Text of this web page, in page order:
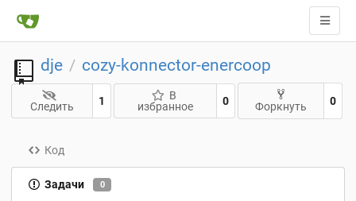
dje / cozy-konnector-enercoop
Следить 1
В
избранное
0 Форкнуть 0
Код
Задачи 0